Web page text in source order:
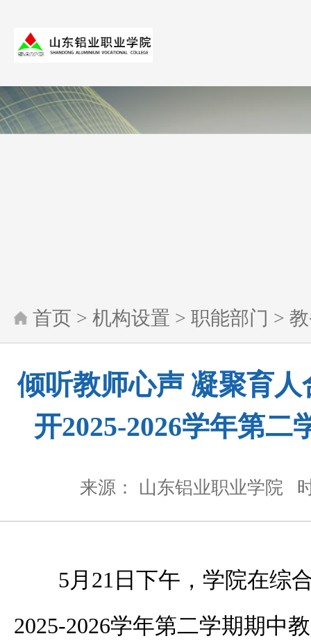
首页 > 机构设置 > 职能部门 >
倾听教师心声 凝聚育
开2025-2026学年第二
来源： 山东铝业职业学院
5月21日下午，学院在综
2025-2026学年第二学期期中